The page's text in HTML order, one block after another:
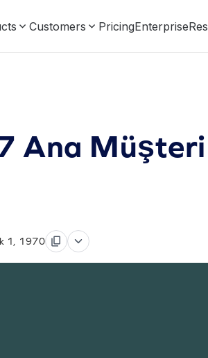
Customers PricingEnterprise
Ana
1, 1970